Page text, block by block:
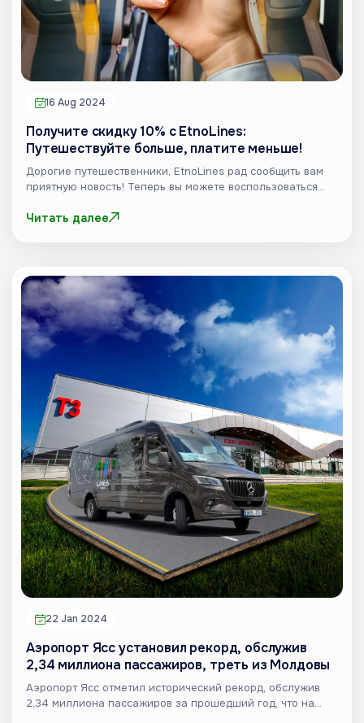
16 Aug 2024
Получите скидку 10% с EtnoLines:
Путешествуйте больше, платите меньше!
Дорогие путешественники, EtnoLines рад сообщить вам
приятную новость! Теперь вы можете воспользоваться
Читать далее
22 Jan 2024
Аэропорт Ясс установил рекорд, обслужив
2,34 миллиона пассажиров, треть из Молдовы
Аэропорт Ясс отметил исторический рекорд, обслужив
2,34 миллиона пассажиров за прошедший год, что на